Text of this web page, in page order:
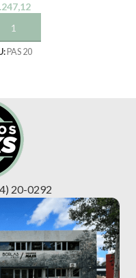
AÑADIR AL CARRITO
PAS 20
20-0292